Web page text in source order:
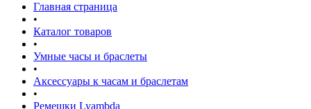
Главная страница
•
Каталог товаров
•
Умные часы и браслеты
•
Аксессуары к часам и браслетам
•
Ремешки Lyambda